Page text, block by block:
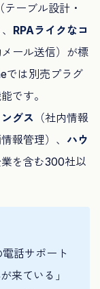
（テーブル設計・
RPAライクなコ
ール送信）が標
では別売プラグ
です。
グス （社内情報
情報管理）、 ハウ
業を含む300社以
話サポート
来ている」